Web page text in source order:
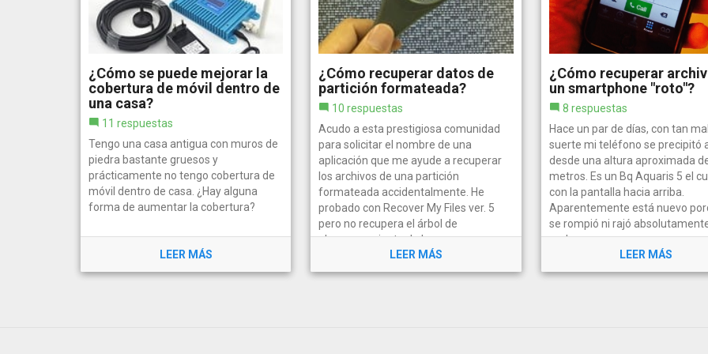
LEER MÁS
¿Cómo se puede mejorar la
cobertura de móvil dentro de
una casa?
11 respuestas
Tengo una casa antigua con muros de
piedra bastante gruesos y
prácticamente no tengo cobertura de
móvil dentro de casa. ¿Hay alguna
forma de aumentar la cobertura?
LEER MÁS
¿Cómo recuperar datos de
partición formateada?
10 respuestas
Acudo a esta prestigiosa comunidad
para solicitar el nombre de una
aplicación que me ayude a recuperar
los archivos de una partición
formateada accidentalmente. He
probado con Recover My Files ver. 5
pero no recupera el árbol de
almacenamiento de los...
LEER MÁS
¿Cómo recuperar
un smartphone "roto"?
8 respuestas
Hace un par de días, con tan
suerte mi teléfono se precipitó
desde una altura aproximada
metros. Es un Bq Aquaris 5 el
con la pantalla hacia arriba.
Aparentemente está nuevo
se rompió ni rajó
nada,...